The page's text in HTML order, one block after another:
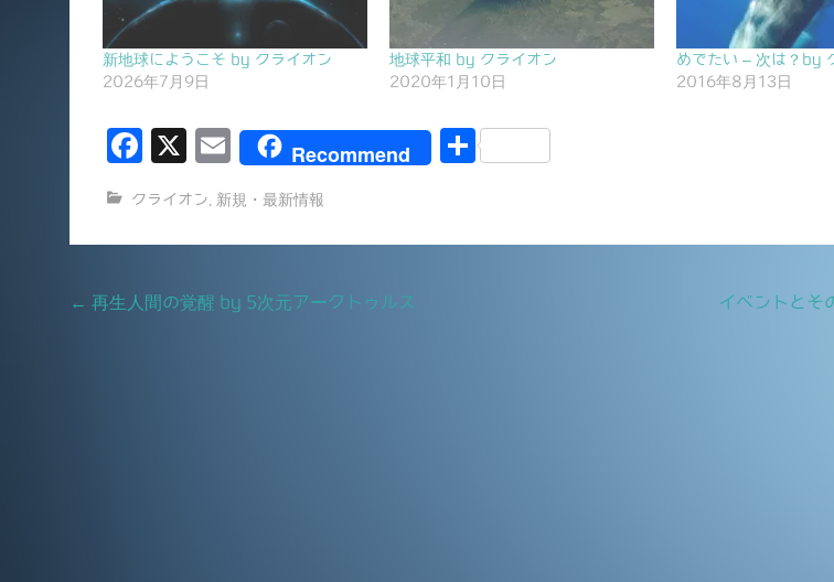
新地球にようこそ by クライオン
2026年7月9日
地球平和 by クライオン
2020年1月10日
めでたい – 次は？by
2016年8月13日
F
c
e
b
o
X
E
ai
l
Recommend
共
クライオン 新規・最新情報
Post
← 再生人間の覚醒 by 5次元アークトゥルス イベントとそ